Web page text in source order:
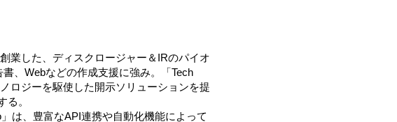
業した、ディスクロージャー＆IRのパイオ
、Webなどの作成支援に強み。「Tech
ロジーを駆使した開示ソリューションを提
。
は、豊富なAPI連携や自動化機能によって